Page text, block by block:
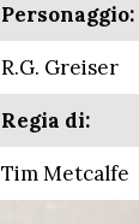
Personaggio:
R.G. Greiser
Regia di:
Tim Metcalfe